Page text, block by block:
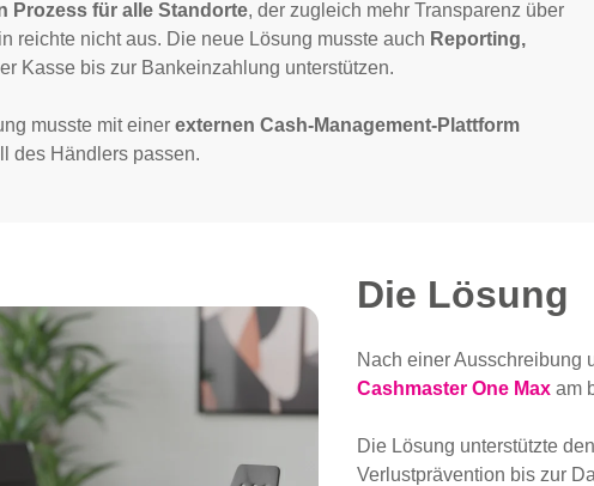
Prozess für alle Standorte, der zugleich mehr Transparenz über
reichte nicht aus. Die neue Lösung musste auch Reporting,
Kasse bis zur Bankeinzahlung unterstützen.
musste mit einer externen Cash-Management-Plattform
des Händlers passen.
Die Lösung
Nach einer Ausschreibung
Cashmaster One Maxam
Die Lösung unterstützte
Verlustprävention bis zur